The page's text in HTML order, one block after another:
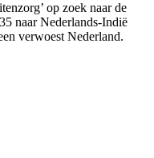
op zoek naar de
naar Nederlands-Indië
verwoest Nederland.